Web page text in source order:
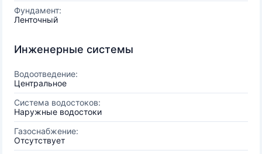
Фундамент:
Ленточный
Инженерные системы
Водоотведение:
Центральное
Система водостоков:
Наружные водостоки
Газоснабжение:
Отсутствует